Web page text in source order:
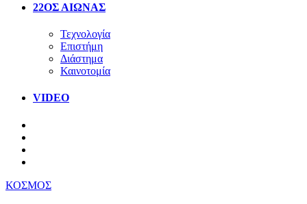
22ΟΣ ΑΙΩΝΑΣ
Τεχνολογία
Επιστήμη
Διάστημα
Καινοτομία
VIDEO
ΚΟΣΜΟΣ